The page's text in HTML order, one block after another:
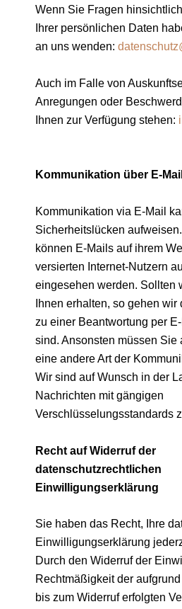
Wenn Sie Fragen
Ihrer persönlichen Daten
an uns wenden:
Auch im Falle von
Anregungen oder
Ihnen zur Verfügung stehen:
Kommunikation über E-Mail
Kommunikation via E-Mail
Sicherheitslücken
können E-Mails auf ihrem
versierten Internet-Nutzern
eingesehen werden. Sollten
Ihnen erhalten, so gehen
zu einer Beantwortung per
sind. Ansonsten müssen Sie
eine andere Art der
Wir sind auf Wunsch in der
Nachrichten mit gängigen
Verschlüsselungsstandards
Recht auf Widerruf der
datenschutzrechtlichen
Einwilligungserklärung
Sie haben das Recht, Ihre
Einwilligungserklärung
Durch den Widerruf der
Rechtmäßigkeit der
bis zum Widerruf erfolgten